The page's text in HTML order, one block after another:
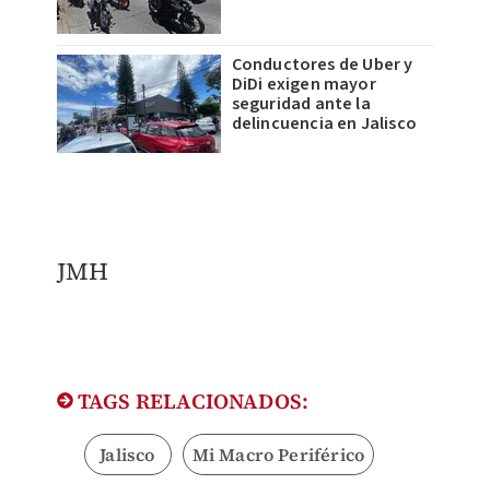
Conductores de Uber y
DiDi exigen mayor
seguridad ante la
delincuencia en Jalisco
JMH
TAGS RELACIONADOS:
Jalisco Mi Macro Periférico